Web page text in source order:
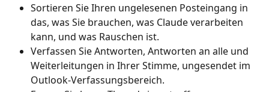
Sortieren Sie Ihren ungelesenen Posteingang in
das, was Sie brauchen, was Claude verarbeiten
kann, und was Rauschen ist.
Verfassen Sie Antworten, Antworten an alle und
Weiterleitungen in Ihrer Stimme, ungesendet im
Outlook-Verfassungsbereich.